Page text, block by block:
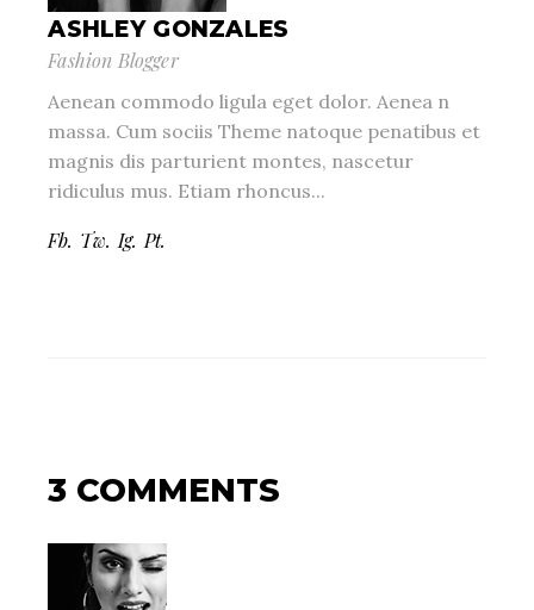
ASHLEY GONZALES
Fashion Blogger
Aenean commodo ligula eget dolor. Aenea n
massa. Cum sociis Theme natoque penatibus et
magnis dis parturient montes, nascetur
ridiculus mus. Etiam rhoncus...
Fb. Tw. Ig. Pt.
3 COMMENTS